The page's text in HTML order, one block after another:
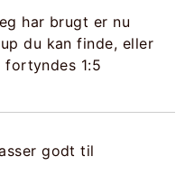
har brugt er nu
du kan finde, eller
fortyndes 1:5
godt til